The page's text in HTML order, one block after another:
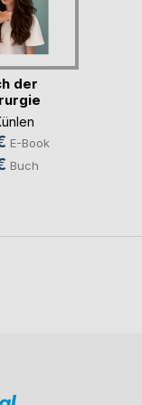
der
E-Book
Buch